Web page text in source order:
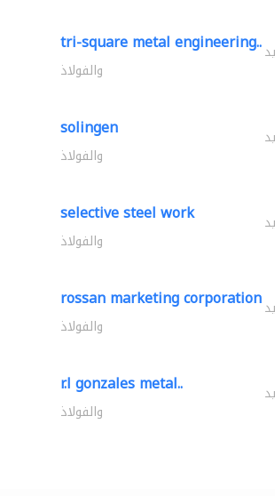
tri-square metal engineering..
والفولاذ
solingen
والفولاذ
selective steel work
والفولاذ
rossan marketing corporation
والفولاذ
r.l gonzales metal..
والفولاذ